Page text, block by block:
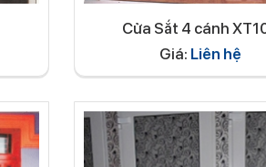
Cửa Sắt 4 cánh
Giá: Liên hệ